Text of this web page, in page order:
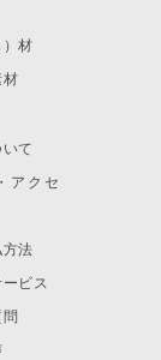
材
材
て
アクセ
法
ビス